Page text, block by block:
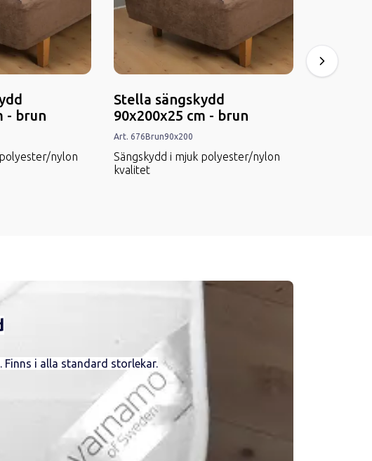
- brun
nylon
Stella sängskydd
90x200x25 cm - brun
Art. 676Brun90x200
Sängskydd i mjuk polyester/nylon
kvalitet
i alla standard storlekar.